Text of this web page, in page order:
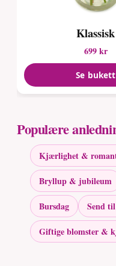
Klassisk
699 kr
Se bukett
Populære
Kjærlighet &
Bryllup & jubileum
Bursdag
Send
Giftige blomster &